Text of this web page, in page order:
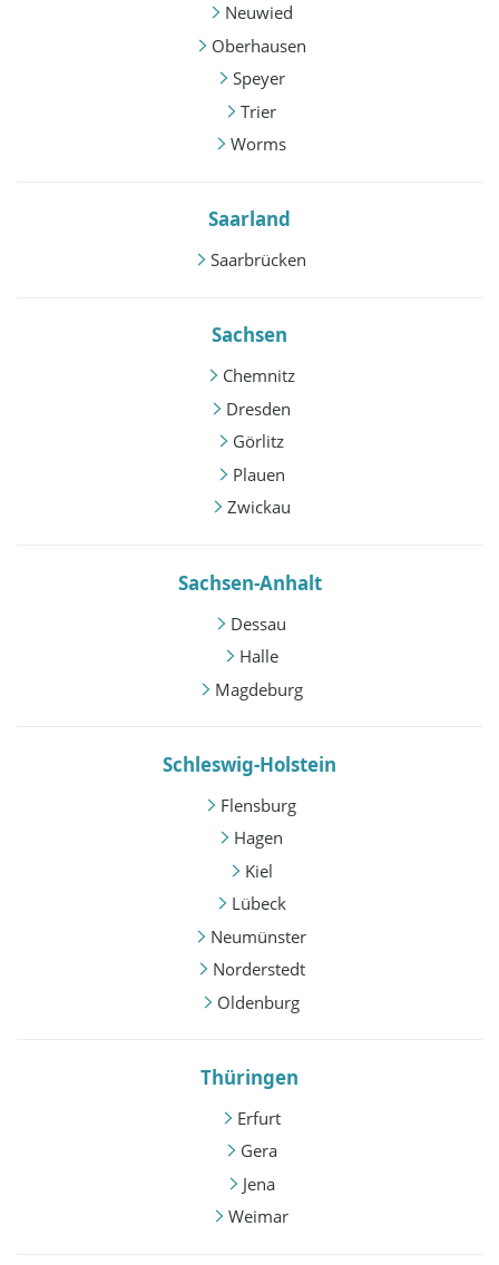
Neuwied
Oberhausen
Speyer
Trier
Worms
Saarland
Saarbrücken
Sachsen
Chemnitz
Dresden
Görlitz
Plauen
Zwickau
Sachsen-Anhalt
Dessau
Halle
Magdeburg
Schleswig-Holstein
Flensburg
Hagen
Kiel
Lübeck
Neumünster
Norderstedt
Oldenburg
Thüringen
Erfurt
Gera
Jena
Weimar